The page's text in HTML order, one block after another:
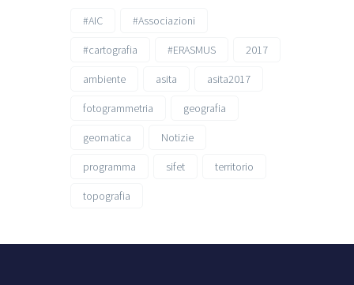
#AIC #Associazioni
#cartografia #ERASMUS 2017
ambiente asita asita2017
fotogrammetria geografia
geomatica Notizie
programma sifet territorio
topografia